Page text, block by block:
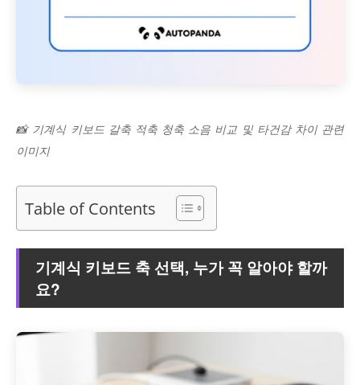
📸 기계식 키보드 갈축 적축 청축 소음 비교 및 타건감 차이 관련
이미지
Table of Contents
기계식 키보드 축 선택, 누가 꼭 알아야 할까
요?